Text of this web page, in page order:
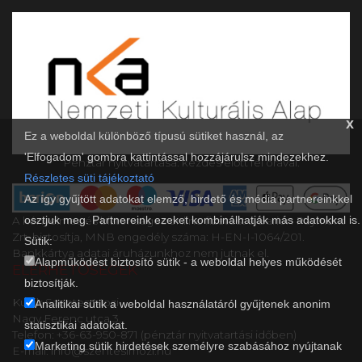
x
Ez a weboldal különböző típusú sütiket használ, az
'Elfogadom' gombra kattintással hozzájárulsz mindezekhez.
Részletes süti tájékoztató
Az így gyűjtött adatokat elemző, hirdető és média partnereinkkel
osztjuk meg. Partnereink ezeket kombinálhatják más adatokkal is.
Sütik:
Alapműködést biztosító sütik - a weboldal helyes működését
biztosítják.
Analitikai sütik a weboldal használatáról gyűjtenek anonim
statisztikai adatokat.
Marketing sütik hirdetések személyre szabásához nyújtanak
Pénztár nyitvatartása: kezdés előtt fél órával.
A kényelmes és biztonságos online fizetést a Barion Payment
Zrt. biztosítja, MNB engedély száma: H-EN-I-1064/201.
Bankkártya adatai áruházunkhoz nem jutnak el.
ELÉRHETŐSÉGEK
Kultik Szentes Mozi
Nagy Ferenc utca 3..
Telefon: +36-63-950-871 (pénztár nyitvatartási időben)
E-mail: info@szentesimozi.hu